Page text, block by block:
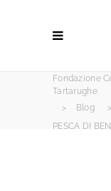
Fondazione
Tartarughe
>
Blog
>
PESCA DI